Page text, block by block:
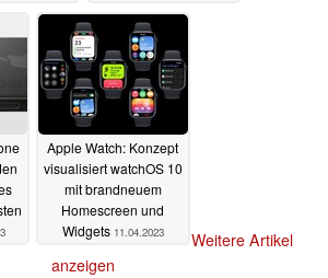
12.04.2023
Apple Watch: Konzept
visualisiert watchOS 10
mit brandneuem
Homescreen und
Widgets 11.04.2023
Weitere Artikel
anzeigen